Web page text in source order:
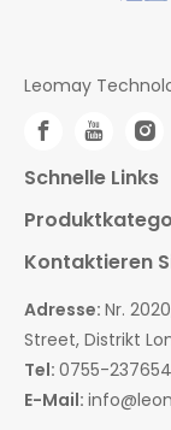
Leomay
Schnelle Links
Kontaktieren
Adresse: Nr.
Street, Distrikt
Tel: 0755-
E-Mail: